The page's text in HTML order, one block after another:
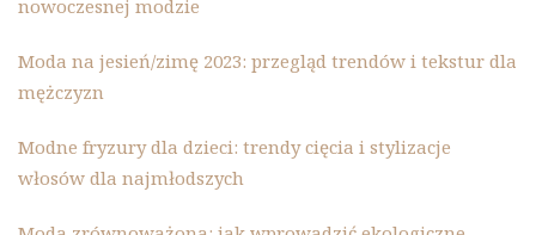
nowoczesnej modzie
Moda na jesień/zimę 2023: przegląd trendów i tekstur dla
mężczyzn
Modne fryzury dla dzieci: trendy cięcia i stylizacje
włosów dla najmłodszych